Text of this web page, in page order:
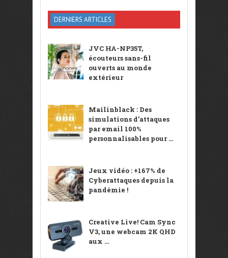
DERNIERS ARTICLES
JVC HA-NP35T,
écouteurs sans-fil
ouverts au monde
extérieur
Mailinblack : Des
simulations d’attaques
par email 100%
personnalisables pour ...
Jeux vidéo : +167% de
Cyberattaques depuis la
pandémie !
Creative Live! Cam Sync
V3, une webcam 2K QHD
aux ...